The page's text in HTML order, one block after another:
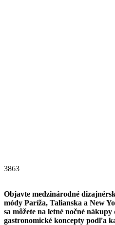
3863
Objavte medzinárodné
módy Paríža, Talianska a New
sa môžete na letné nočné nákupy
gastronomické koncepty podľa